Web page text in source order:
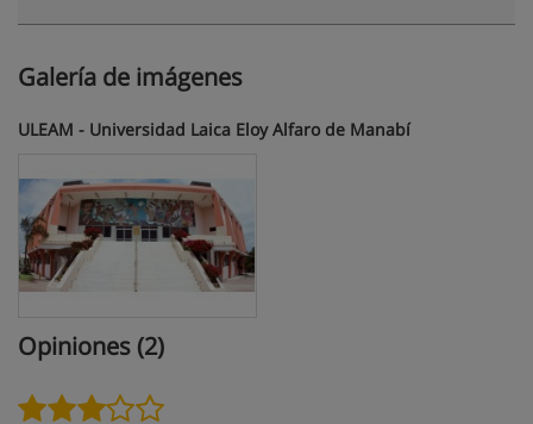
Galería de imágenes
ULEAM - Universidad Laica Eloy Alfaro de Manabí
Opiniones (2)